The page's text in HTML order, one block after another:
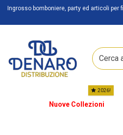
Ingrosso bomboniere, party ed articoli per
Nuove Collezioni
2026!